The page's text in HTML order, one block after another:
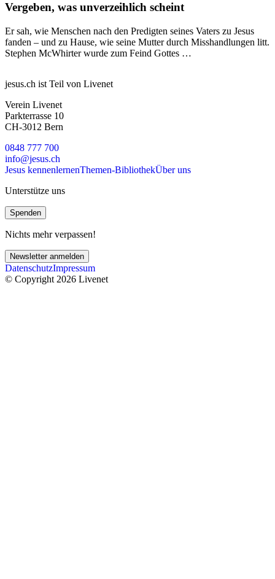
Vergeben, was unverzeihlich scheint
Er sah, wie Menschen nach den Predigten seines Vaters zu Jesus
fanden – und zu Hause, wie seine Mutter durch Misshandlungen litt.
Stephen McWhirter wurde zum Feind Gottes …
jesus.ch ist Teil von Livenet
Verein Livenet
Parkterrasse 10
CH-3012 Bern
0848 777 700
info@jesus.ch
Jesus kennenlernenThemen-BibliothekÜber uns
Unterstütze uns
Spenden
Nichts mehr verpassen!
Newsletter anmelden
DatenschutzImpressum
© Copyright 2026 Livenet